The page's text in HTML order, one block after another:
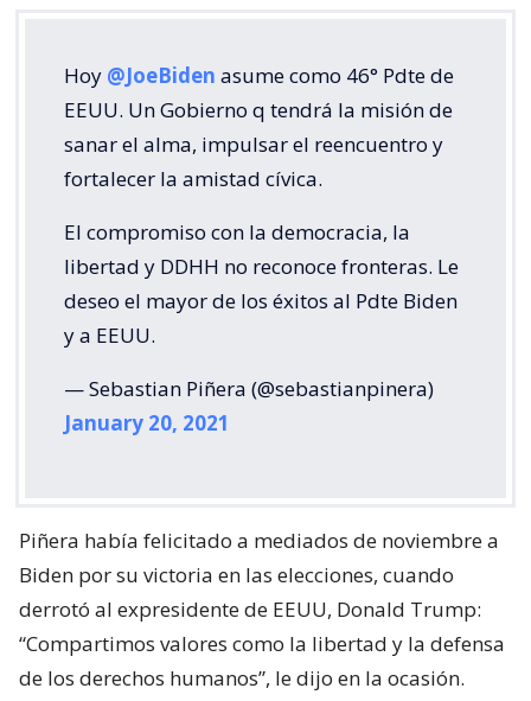
Hoy @JoeBiden asume como 46° Pdte de
EEUU. Un Gobierno q tendrá la misión de
sanar el alma, impulsar el reencuentro y
fortalecer la amistad cívica.
El compromiso con la democracia, la
libertad y DDHH no reconoce fronteras. Le
deseo el mayor de los éxitos al Pdte Biden
y a EEUU.
— Sebastian Piñera (@sebastianpinera)
January 20, 2021
Piñera había felicitado a mediados de noviembre a
Biden por su victoria en las elecciones, cuando
derrotó al expresidente de EEUU, Donald Trump:
“Compartimos valores como la libertad y la defensa
de los derechos humanos”, le dijo en la ocasión.